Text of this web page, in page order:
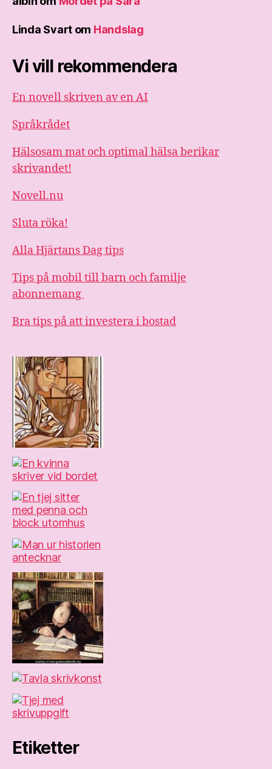
Linda Svart om Handslag
Vi vill rekommendera
En novell skriven av en AI
Språkrådet
Hälsosam mat och optimal hälsa berikar
skrivandet!
Novell.nu
Sluta röka!
Alla Hjärtans Dag tips
Tips på mobil till barn och familje
abonnemang
Bra tips på att investera i bostad
Etiketter